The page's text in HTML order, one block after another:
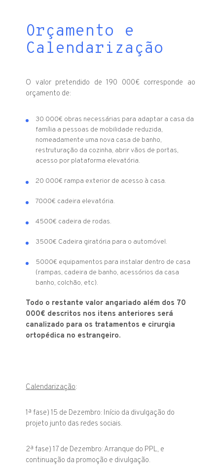
Orçamento e
Calendarização
O valor pretendido de 190 000€ corresponde ao
orçamento de:
30 000€ obras necessárias para adaptar a casa da
família a pessoas de mobilidade reduzida,
nomeadamente uma nova casa de banho,
restruturação da cozinha, abrir vãos de portas,
acesso por plataforma elevatória.
20 000€ rampa exterior de acesso à casa.
7000€ cadeira elevatória.
4500€ cadeira de rodas.
3500€ Cadeira giratória para o automóvel.
5000€ equipamentos para instalar dentro de casa
(rampas, cadeira de banho, acessórios da casa
banho, colchão, etc).
Todo o restante valor angariado além dos 70
000€ descritos nos itens anteriores será
canalizado para os tratamentos e cirurgia
ortopédica no estrangeiro.
Calendarização:
1ª fase) 15 de Dezembro: Início da divulgação do
projeto junto das redes sociais.
2ª fase) 17 de Dezembro: Arranque do PPL, e
continuação da promoção e divulgação.